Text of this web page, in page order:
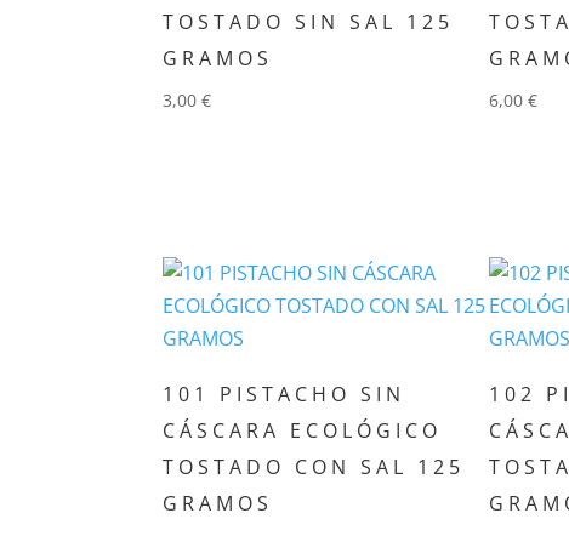
TOSTADO SIN SAL 125
GRAMOS
3,00€ 6,00€
101 PISTACHO SIN
CÁSCARA ECOLÓGICO
TOSTADO CON SAL 125
GRAMOS
102